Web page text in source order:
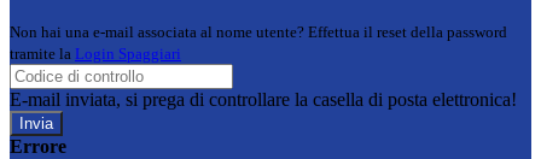
Non hai una e-mail associata al nome utente? Effettua il reset della password
tramite la Login Spaggiari
E-mail inviata, si prega di controllare la casella di posta elettronica!
Errore